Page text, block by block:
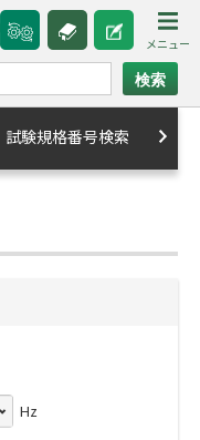
試験規格番号検索
Hz